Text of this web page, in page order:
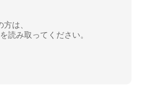
は、
読み取ってください。